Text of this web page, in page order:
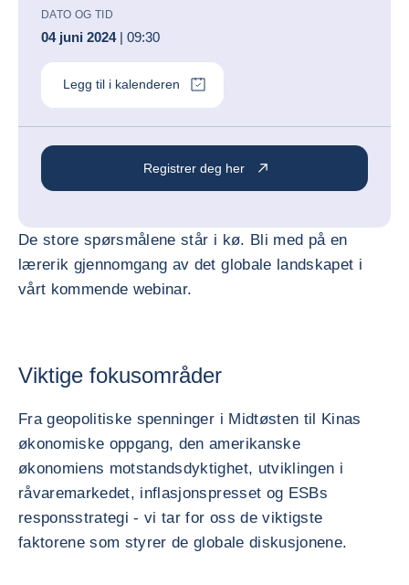
DATO OG TID
04 juni 2024| 09:30
Legg til i kalenderen
Registrer deg her
De store spørsmålene står i kø. Bli med på en
lærerik gjennomgang av det globale landskapet i
vårt kommende webinar.
Viktige fokusområder
Fra geopolitiske spenninger i Midtøsten til Kinas
økonomiske oppgang, den amerikanske
økonomiens motstandsdyktighet, utviklingen i
råvaremarkedet, inflasjonspresset og ESBs
responsstrategi - vi tar for oss de viktigste
faktorene som styrer de globale diskusjonene.